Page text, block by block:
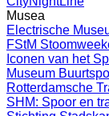
Musea
Electrische
FStM
Iconen van het
Museum
Rotterdamsche
SHM: Spoor en